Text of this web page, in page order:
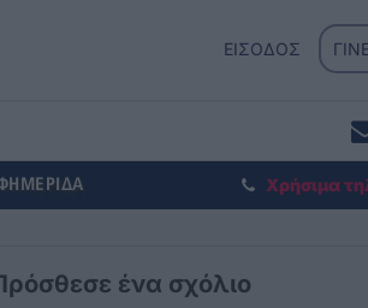
ΕΙΣΟΔΟΣ
Χρήσιμα
ένα σχόλιο